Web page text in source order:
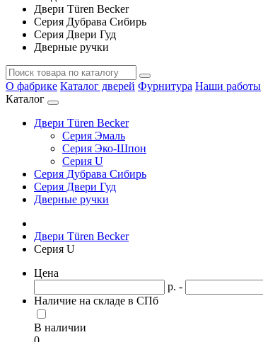
Двери Türen Becker
Серия Дубрава Сибирь
Серия Двери Гуд
Дверные ручки
О фабрике Каталог дверей Фурнитура Наши работы
Каталог
Двери Türen Becker
Серия Эмаль
Серия Эко-Шпон
Серия U
Серия Дубрава Сибирь
Серия Двери Гуд
Дверные ручки
Двери Türen Becker
Серия U
Цена
р. -
Наличие на складе в СПб
В наличии